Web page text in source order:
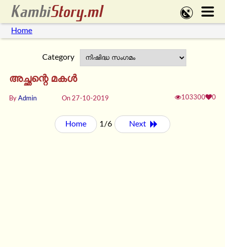
Home
Category
അച്ഛന്റെ മകൾ
By Admin On 27-10-2019 103300 0
Home 1/6 Next